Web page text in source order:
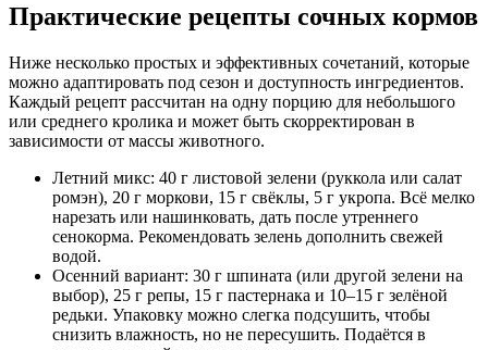
Практические рецепты сочных кормов
Ниже несколько простых и эффективных сочетаний, которые
можно адаптировать под сезон и доступность ингредиентов.
Каждый рецепт рассчитан на одну порцию для небольшого
или среднего кролика и может быть скорректирован в
зависимости от массы животного.
Летний микс: 40 г листовой зелени (руккола или салат
ромэн), 20 г моркови, 15 г свёклы, 5 г укропа. Всё мелко
нарезать или нашинковать, дать после утреннего
сенокорма. Рекомендовать зелень дополнить свежей
водой.
Осенний вариант: 30 г шпината (или другой зелени на
выбор), 25 г репы, 15 г пастернака и 10–15 г зелёной
редьки. Упаковку можно слегка подсушить, чтобы
снизить влажность, но не пересушить. Подаётся в